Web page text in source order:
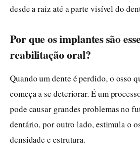
desde a raiz até a parte visível do
Por que os implantes são
reabilitação oral?
Quando um dente é perdido, o osso
começa a se deteriorar. É um
pode causar grandes problemas no
dentário, por outro lado, estimula o
densidade e estrutura.